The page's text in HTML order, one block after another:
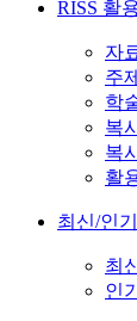
RISS 활
자
주
학
복
복
활
최신/인
최
인